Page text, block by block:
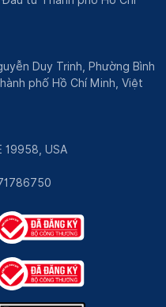
Duy Trinh, Phường Bình
phố Hồ Chí Minh, Việt
19958, USA